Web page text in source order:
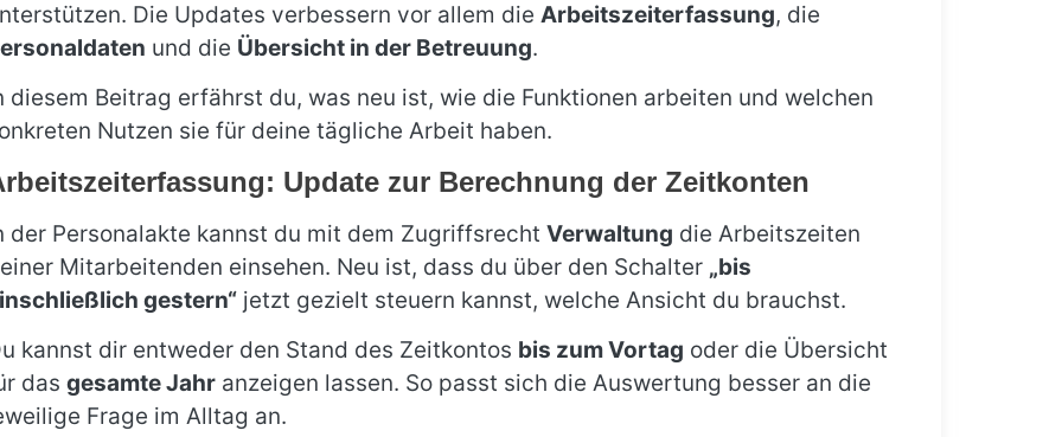
Die Updates verbessern vor allem die Arbeitszeiterfassung, die
und die Übersicht in der Betreuung.
diesem Beitrag erfährst du, was neu ist, wie die Funktionen arbeiten und welchen
Nutzen sie für deine tägliche Arbeit haben.
Update zur Berechnung der Zeitkonten
der Personalakte kannst du mit dem Zugriffsrecht Verwaltung die Arbeitszeiten
Mitarbeitenden einsehen. Neu ist, dass du über den Schalter „bis
gestern“jetzt gezielt steuern kannst, welche Ansicht du brauchst.
kannst dir entweder den Stand des Zeitkontos bis zum Vortag oder die Übersicht
das gesamte Jahranzeigen lassen. So passt sich die Auswertung besser an die
Frage im Alltag an.